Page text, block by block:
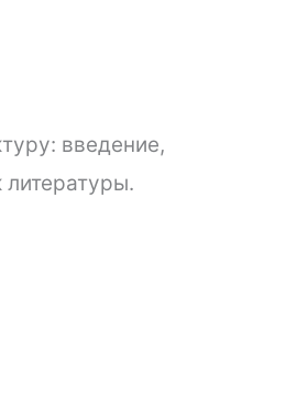
введение,
литературы.